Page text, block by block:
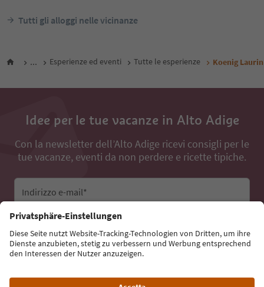
Tutti gli alloggi nelle vicinanze
... Esperienze ed eventi Tutte le esperienze Koenig
Idee per le tue vacanze in Alto Adige
Con la newsletter dell’Alto Adige ricevi consigli per le
tue vacanze, eventi da non perdere e ricette tipiche.
Indirizzo e-mail*
Iscriviti alla newsletter